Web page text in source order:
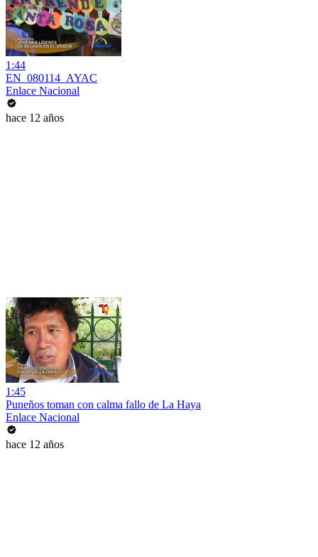
1:44
EN_080114_AYAC
Enlace Nacional
hace 12 años
1:45
Puneños toman con calma fallo de La Haya
Enlace Nacional
hace 12 años